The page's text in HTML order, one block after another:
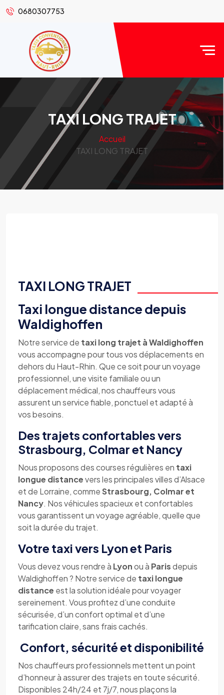
0680307753
TAXI LONG TRAJET
Accueil
TAXI LONG TRAJET
TAXI LONG TRAJET
Taxi longue distance depuis
Waldighoffen
Notre service de taxi long trajet à Waldighoffen
vous accompagne pour tous vos déplacements en
dehors du Haut-Rhin. Que ce soit pour un voyage
professionnel, une visite familiale ou un
déplacement médical, nos chauffeurs vous
assurent un service fiable, ponctuel et adapté à
vos besoins.
Des trajets confortables vers
Strasbourg, Colmar et Nancy
Nous proposons des courses régulières en taxi
longue distancevers les principales villes d’Alsace
et de Lorraine, commeStrasbourg, Colmar et
Nancy. Nos véhicules spacieux et confortables
vous garantissent un voyage agréable, quelle que
soit la durée du trajet.
Votre taxi vers Lyon et Paris
Vous devez vous rendre à Lyonou à Parisdepuis
Waldighoffen ? Notre service de taxi longue
distance est la solution idéale pour voyager
sereinement. Vous profitez d’une conduite
sécurisée, d’un confort optimal et d’une
tarification claire, sans frais cachés.
Confort, sécurité et disponibilité
Nos chauffeurs professionnels mettent un point
d’honneur à assurer des trajets en toute sécurité.
Disponibles 24h/24 et 7j/7, nous plaçons la